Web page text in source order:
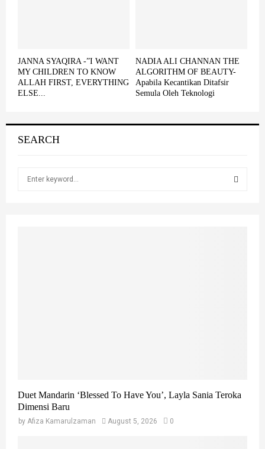
JANNA SYAQIRA -”I WANT
MY CHILDREN TO KNOW
ALLAH FIRST, EVERYTHING
ELSE...
NADIA ALI CHANNAN THE
ALGORITHM OF BEAUTY-
Apabila Kecantikan Ditafsir
Semula Oleh Teknologi
SEARCH
Duet Mandarin ‘Blessed To Have You’, Layla Sania Teroka
Dimensi Baru
by Afiza Kamarulzaman August 5, 2026 0